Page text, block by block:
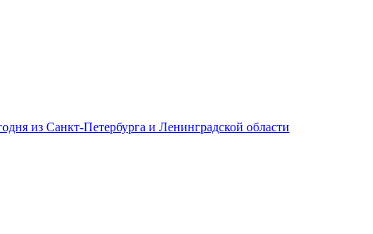
из Санкт-Петербурга и Ленинградской области